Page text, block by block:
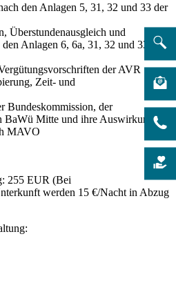
den Anlagen 5, 31, 32 und 33 der
Überstundenausgleich und
Anlagen 6, 6a, 31, 32 und 33 der
der AVR
Zeit- und
Bundeskommission, der
BaWü Mitte und ihre Auswirkungen
MAVO
255 EUR (Bei
werden 15 €/Nacht in Abzug